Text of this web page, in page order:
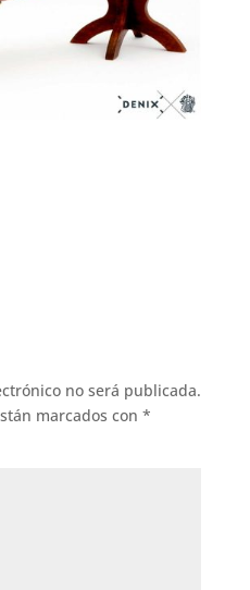
no será publicada.
marcados con *